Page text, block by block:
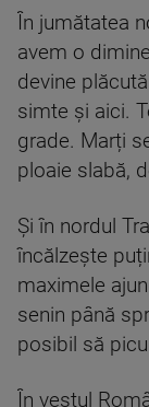
În jumătatea
avem o
devine
simte și aici.
grade. Marți
ploaie slabă,
Și în nordul
încălzește
maximele
senin până
posibil să
În vestul